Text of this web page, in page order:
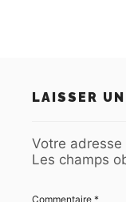
LAISSER
Votre
Les champs
Commentaire *